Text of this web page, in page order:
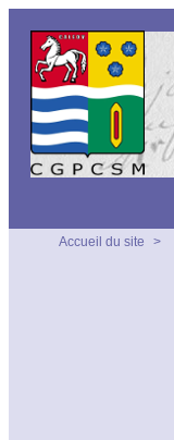
Accueil du site >